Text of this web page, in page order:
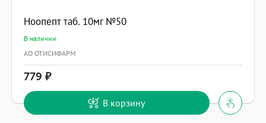
Ноопепт таб. 10мг №50
В наличии
АО ОТИСИФАРМ
779
В корзину